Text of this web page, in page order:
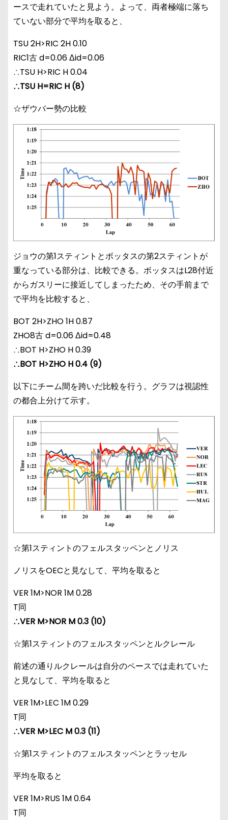
ースで走れていたと見よう。よって、両者極端に落ち
ていない部分で平均を取ると、
TSU 2H>RIC 2H 0.10
RIC1古 d=0.06 Δid=0.06
∴TSU H>RIC H 0.04
∴TSU H=RIC H (8)
☆ザウバー勢の比較
ジョウの第1スティントとボッタスの第2スティントが
重なっている部分は、比較できる。ボッタスはL28付近
からガスリーに接近してしまったため、その手前まで
で平均を比較すると、
BOT 2H>ZHO 1H 0.87
ZHO8古 d=0.06 Δid=0.48
∴BOT H>ZHO H 0.39
∴BOT H>ZHO H 0.4 (9)
以下にチーム間を跨いだ比較を行う。グラフは視認性
の都合上分けて示す。
☆第1スティントのフェルスタッペンとノリス
ノリスをOECと見なして、平均を取ると
VER 1M>NOR 1M 0.28
T同
∴VER M>NOR M 0.3 (10)
☆第1スティントのフェルスタッペンとルクレール
前述の通りルクレールは自分のペースでは走れていた
と見なして、平均を取ると
VER 1M>LEC 1M 0.29
T同
∴VER M>LEC M 0.3 (11)
☆第1スティントのフェルスタッペンとラッセル
平均を取ると
VER 1M>RUS 1M 0.64
T同